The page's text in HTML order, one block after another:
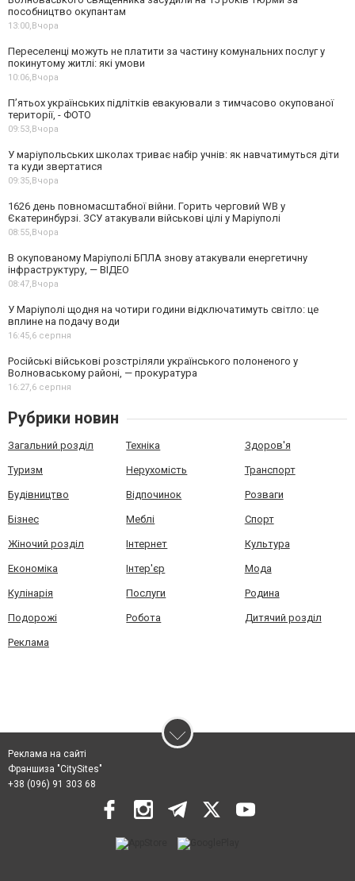
пособництво окупантам
13:00,Вчора
Переселенці можуть не платити за частину комунальних послуг у
покинутому житлі: які умови
10:06,Вчора
П’ятьох українських підлітків евакуювали з тимчасово окупованої
території, - ФОТО
09:53,Вчора
У маріупольських школах триває набір учнів: як навчатимуться діти
та куди звертатися
09:35,Вчора
1626 день повномасштабної війни. Горить черговий WB у
Єкатеринбурзі. ЗСУ атакували військові цілі у Маріуполі
08:55,Вчора
В окупованому Маріуполі БПЛА знову атакували енергетичну
інфраструктуру, — ВІДЕО
08:47,Вчора
У Маріуполі щодня на чотири години відключатимуть світло: це
вплине на подачу води
16:45,6 серпня
Російські військові розстріляли українського полоненого у
Волноваському районі, — прокуратура
16:27,6 серпня
Рубрики новин
Загальний розділ Техніка Здоров'я
Туризм Нерухомість Транспорт
Будівництво Відпочинок Розваги
Бізнес Меблі Спорт
Жіночий розділ Інтернет Культура
Економіка Інтер'єр Мода
Кулінарія Послуги Родина
Подорожі Робота Дитячий розділ
Реклама
Реклама на сайті
Франшиза "CitySites"
+38 (096) 91 303 68